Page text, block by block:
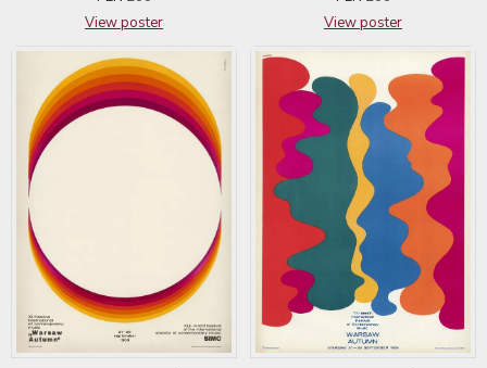
View poster
View poster